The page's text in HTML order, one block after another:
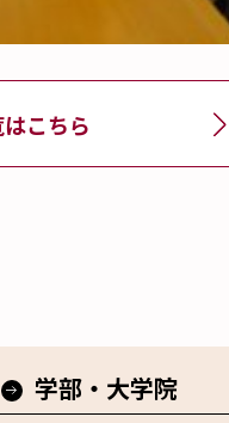
こちら
学部・大学院